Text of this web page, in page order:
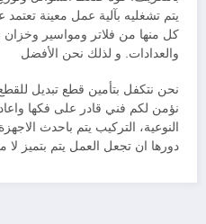
يتم تشغليه بآلية عمل معينة
كل منها من فلاتر ومواسير
والعدادات. و لذلك نحن الأفضل
نحن نتكفل بتأمين قطع تبديل
نؤمن لكم فني قادر على فكها
النوعية، التركيب يتم باحدث
دورها ان تجعل العمل يتم بتميز